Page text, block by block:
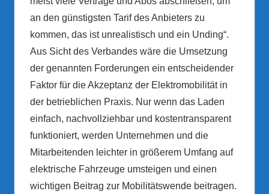
an den günstigsten Tarif des Anbieters zu
kommen, das ist unrealistisch und ein Unding“.
Aus Sicht des Verbandes wäre die Umsetzung
der genannten Forderungen ein entscheidender
Faktor für die Akzeptanz der Elektromobilität in
der betrieblichen Praxis. Nur wenn das Laden
einfach, nachvollziehbar und kostentransparent
funktioniert, werden Unternehmen und die
Mitarbeitenden leichter in größerem Umfang auf
elektrische Fahrzeuge umsteigen und einen
wichtigen Beitrag zur Mobilitätswende beitragen.